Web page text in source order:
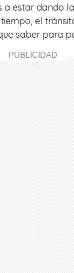
a estar dando
el
saber para